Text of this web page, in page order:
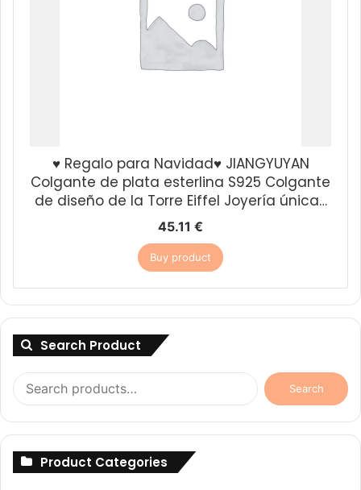
♥ Regalo para Navidad♥ JIANGYUYAN
Colgante de plata esterlina S925 Colgante
de diseño de la Torre Eiffel Joyería única…
45.11 €
Buy product
Search Product
Search
for:
Search
Product Categories